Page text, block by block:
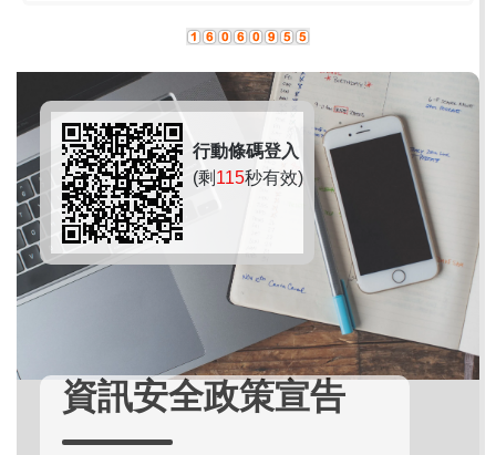
行動條碼登入
(剩 115秒有效)
資訊安全政策宣告